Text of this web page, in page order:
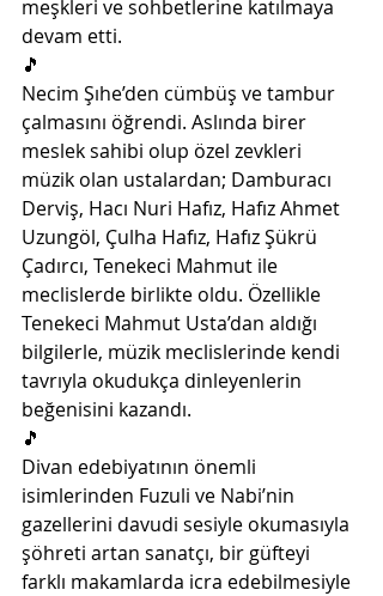
meşkleri ve sohbetlerine katılmaya
devam etti.
🎵
Necim Şıhe’den cümbüş ve tambur
çalmasını öğrendi. Aslında birer
meslek sahibi olup özel zevkleri
müzik olan ustalardan; Damburacı
Derviş, Hacı Nuri Hafız, Hafız Ahmet
Uzungöl, Çulha Hafız, Hafız Şükrü
Çadırcı, Tenekeci Mahmut ile
meclislerde birlikte oldu. Özellikle
Tenekeci Mahmut Usta’dan aldığı
bilgilerle, müzik meclislerinde kendi
tavrıyla okudukça dinleyenlerin
beğenisini kazandı.
🎵
Divan edebiyatının önemli
isimlerinden Fuzuli ve Nabi’nin
gazellerini davudi sesiyle okumasıyla
şöhreti artan sanatçı, bir güfteyi
farklı makamlarda icra edebilmesiyle